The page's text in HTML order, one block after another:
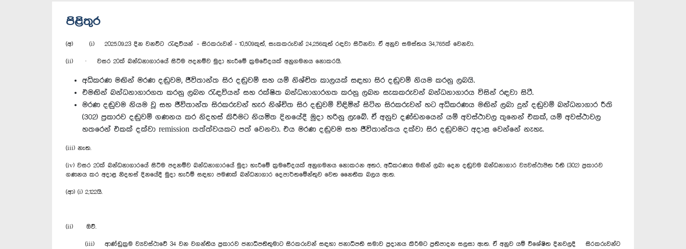
පිළිතුර
(අ) (i) 2025.09.23 දින වනවිට රැඳවියන් - සිරකරුවන් - 10,509කුත්, සැකකරුවන් 24,256කුත් රඳවා සිටිනවා. ඒ අනුව සමස්තය 34,765ක් වෙනවා.
(ii) · වසර 20ක් බන්ධනාගාරයේ සිටීම පදනම්ව මුදා හැරීමේ ක්‍රමවේදයක් අනුගමනය නොකරයි.
අධිකරණ මඟින් මරණ දඬුවම, ජීවිතාන්ත සිර දඬුවම් සහ යම් නිශ්චිත කාලයක් සඳහා සිර දඬුවම් නියම කරනු ලබයි.
එමඟින් බන්ධනාගාරගත කරනු ලබන රැඳවියන් සහ රක්ෂිත බන්ධනාගාරගත කරනු ලබන සැකකරුවන් බන්ධනාගාරය විසින් රඳවා සිටී.
මරණ දඬුවම නියම වූ සහ ජීවිතාන්ත සිරකරුවන් හැර නිශ්චිත සිර දඬුවම් විඳිමින් සිටින සිරකරුවන් හට අධිකරණය මඟින් ලබා දුන් දඬුවම් බන්ධනාගාර රීති
(302) ප්‍රකාරව දඬුවම් ගණනය කර නිදහස් කිරීමට නියමිත දිනයේදී මුදා හරිනු ලැබේ. ඒ අනුව දණ්ඩනයෙන් යම් අවස්ථාවල තුනෙන් එකක්, යම් අවස්ථාවල
හතරෙන් එකක් දක්වා remission තත්ත්වයකට පත් වෙනවා. එය මරණ දඬුවම සහ ජීවිතාන්තය දක්වා සිර දඬුවමට අදාළ වෙන්නේ නැහැ.
(iii) නැත.
(iv) වසර 20ක් බන්ධනාගාරයේ සිටීම පදනම්ව බන්ධනාගාරයේ මුදා හැරීමේ ක්‍රමවේදයක් අනුගමනය නොකරන අතර, අධිකරණය මඟින් ලබා දෙන දඬුවම බන්ධනාගාර ව්‍යවස්ථාපිත රීති (302) ප්‍රකාරව
ගණනය කර අදාළ නිදහස් දිනයේදී මුදා හැරීම් සඳහා පමණක් බන්ධනාගාර දෙපාර්තමේන්තුව වෙත නෛතික බලය ඇත.
(ආ) (i) 2,122යි.
(ii) ඔව්.
(iii) ආණ්ඩුක්‍රම ව්‍යවස්ථාවේ 34 වන වගන්තිය ප්‍රකාරව ජනාධිපතිතුමාට සිරකරුවන් සඳහා ජනාධිපති සමාව ප්‍රදානය කිරීමට ප්‍රතිපාදන සලසා ඇත. ඒ අනුව යම් විශේෂිත දිනවලදී සිරකරුවන්ට